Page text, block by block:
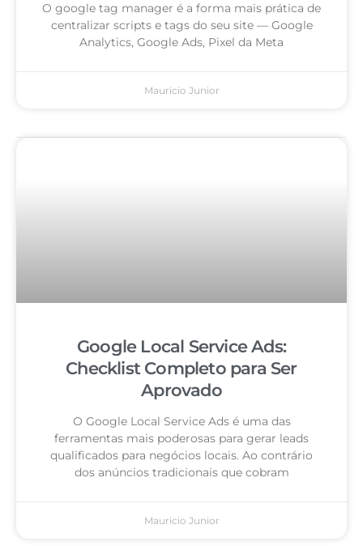
O google tag manager é a forma mais prática de
centralizar scripts e tags do seu site — Google
Analytics, Google Ads, Pixel da Meta
Mauricio Junior
Google Local Service Ads:
Checklist Completo para Ser
Aprovado
O Google Local Service Ads é uma das
ferramentas mais poderosas para gerar leads
qualificados para negócios locais. Ao contrário
dos anúncios tradicionais que cobram
Mauricio Junior